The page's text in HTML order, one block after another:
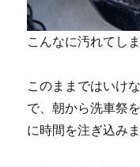
こんなに汚れてし
このままではいけ
で、朝から洗車祭
に時間を注ぎ込みま